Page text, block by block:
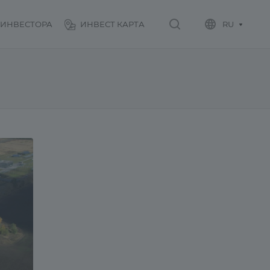
ИНВЕСТ КАРТА RU